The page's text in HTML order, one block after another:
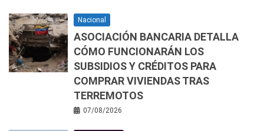
Nacional
ASOCIACIÓN BANCARIA DETALLA
CÓMO FUNCIONARÁN LOS
SUBSIDIOS Y CRÉDITOS PARA
COMPRAR VIVIENDAS TRAS
TERREMOTOS
07/08/2026